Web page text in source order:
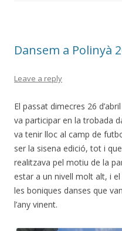
k ix
Dansem a Polinyà
Leave a reply
El passat dimecres 26
va participar en la trobada
va tenir lloc al camp de
ser la sisena edició, tot i
realitzava pel motiu de la
estar a un nivell molt alt, i
les boniques danses que
l’any vinent.